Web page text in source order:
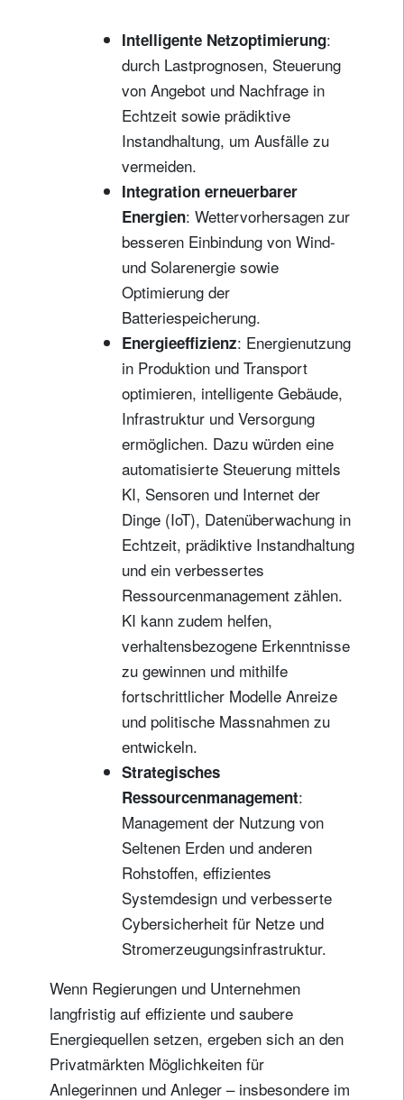
Intelligente Netzoptimierung:
durch Lastprognosen, Steuerung
von Angebot und Nachfrage in
Echtzeit sowie prädiktive
Instandhaltung, um Ausfälle zu
vermeiden.
Integration erneuerbarer
Energien: Wettervorhersagen zur
besseren Einbindung von Wind-
und Solarenergie sowie
Optimierung der
Batteriespeicherung.
Energieeffizienz: Energienutzung
in Produktion und Transport
optimieren, intelligente Gebäude,
Infrastruktur und Versorgung
ermöglichen. Dazu würden eine
automatisierte Steuerung mittels
KI, Sensoren und Internet der
Dinge (IoT), Datenüberwachung in
Echtzeit, prädiktive Instandhaltung
und ein verbessertes
Ressourcenmanagement zählen.
KI kann zudem helfen,
verhaltensbezogene Erkenntnisse
zu gewinnen und mithilfe
fortschrittlicher Modelle Anreize
und politische Massnahmen zu
entwickeln.
Strategisches
Ressourcenmanagement:
Management der Nutzung von
Seltenen Erden und anderen
Rohstoffen, effizientes
Systemdesign und verbesserte
Cybersicherheit für Netze und
Stromerzeugungsinfrastruktur.
Wenn Regierungen und Unternehmen
langfristig auf effiziente und saubere
Energiequellen setzen, ergeben sich an den
Privatmärkten Möglichkeiten für
Anlegerinnen und Anleger – insbesondere im